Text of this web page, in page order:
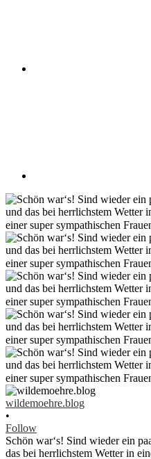
wildemoehre.blog
•
Follow
Schön war‘s! Sind wieder ein
das bei herrlichstem Wetter in